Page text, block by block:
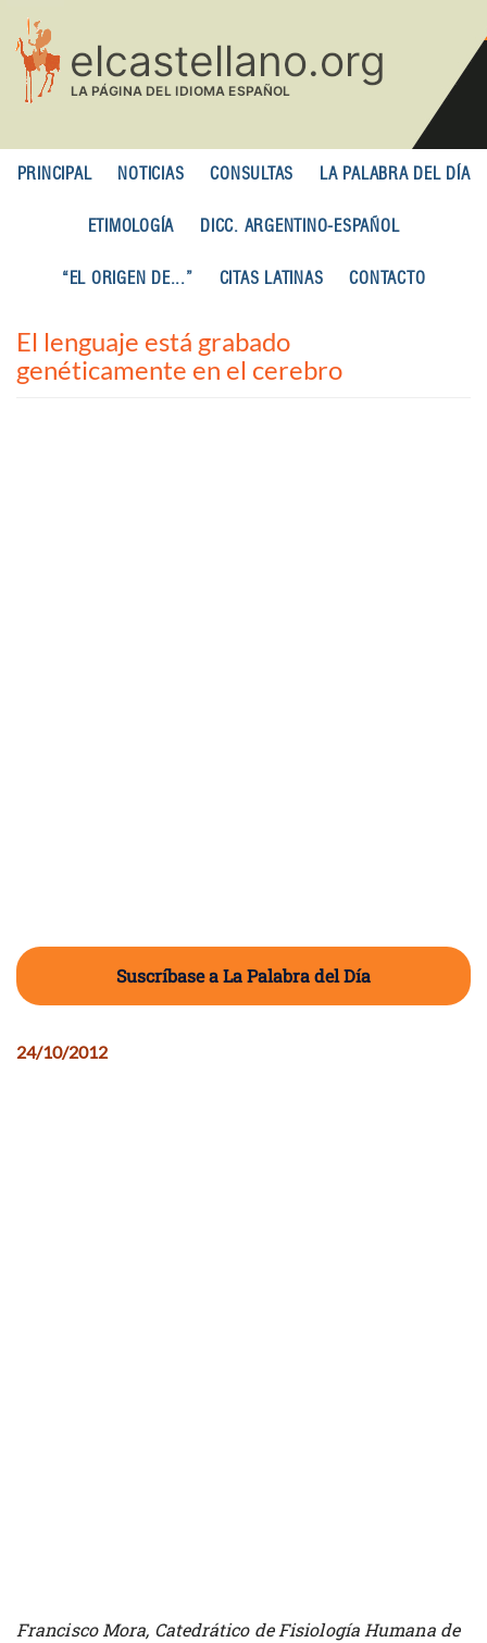
contenido
principal
PRINCIPAL NOTICIAS CONSULTAS LA PALABRA DEL DÍA
ETIMOLOGÍA DICC. ARGENTINO-ESPAÑOL
“EL ORIGEN DE...” CITAS LATINAS CONTACTO
El lenguaje está grabado
genéticamente en el cerebro
Suscríbase a La Palabra del Día
24/10/2012
Francisco Mora, Catedrático de Fisiología Humana de